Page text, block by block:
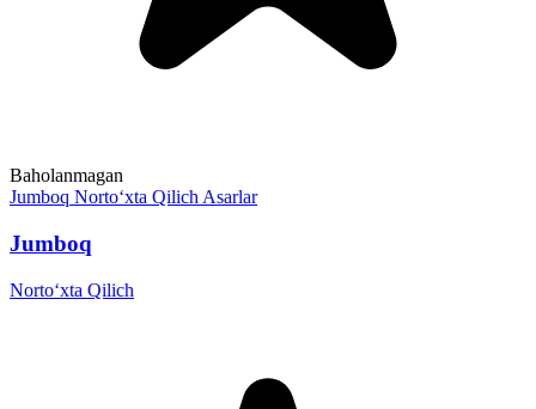
Baholanmagan
Jumboq Norto‘xta QilichAsarlar
Jumboq
Norto‘xta Qilich